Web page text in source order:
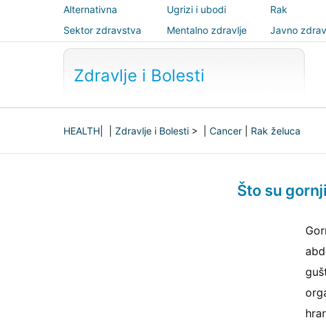
Alternativna
medicina
Ugrizi i ubodi Rak
Sektor zdravstva
Mentalno zdravlje
Javno
sigurnost
Zdravlje i Bolesti
HEALTH Zdravlje i Bolesti > | Cancer Rak želuca
Što su